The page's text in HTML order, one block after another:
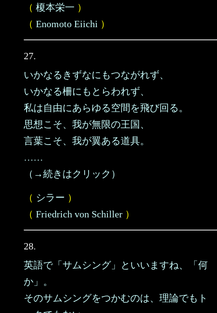
（ 榎本栄一 ）
（ Enomoto Eiichi ）
27.
いかなるきずなにもつながれず、
いかなる柵にもとらわれず、
私は自由にあらゆる空間を飛び回る。
思想こそ、我が無限の王国、
言葉こそ、我が翼ある道具。
……
（→続きはクリック）
（ シラー ）
（ Friedrich von Schiller ）
28.
英語で「サムシング」といいますね、「何
か」。
そのサムシングをつかむのは、理論でもト